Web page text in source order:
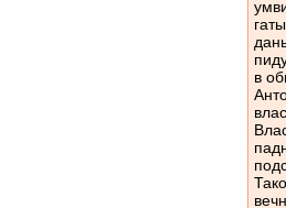
в